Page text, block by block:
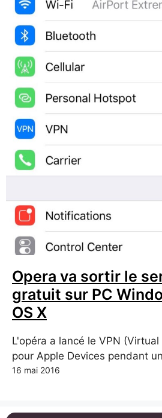
Opera va sortir le
gratuit sur PC
OS X
L'opéra a lancé le VPN
pour Apple Devices pendant
16 mai 2016